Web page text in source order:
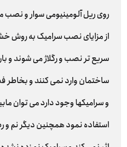
روی ریل آلومینیومی سوار و نصب
از مزایای نصب سرامیک به روش
سریع تر نصب و رگلاژ می شوند و
ساختمان وارد نمی کنند و بخاطر
و سرامیکها وجود دارد می توان
استفاده نمود همچنین دیگر نم و